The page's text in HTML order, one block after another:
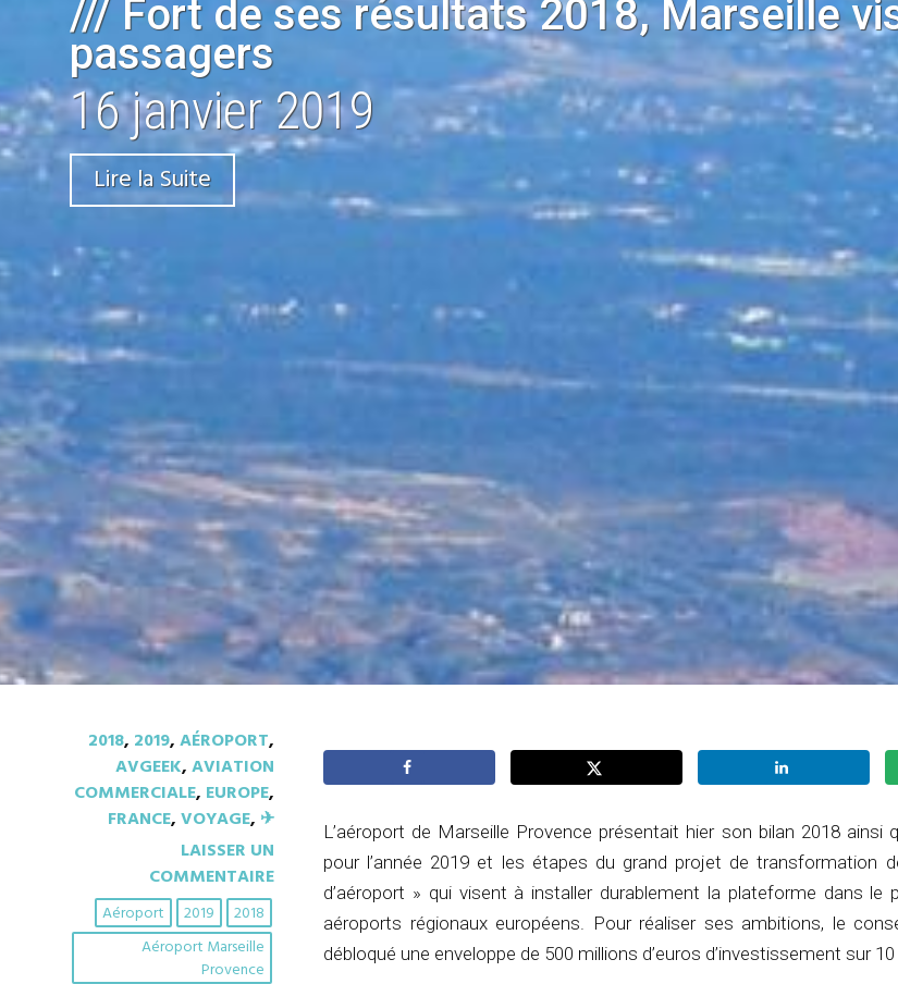
/// Fort de ses résultats 2018, Marseille
passagers
16 janvier 2019
Lire la Suite
2018, 2019,AÉROPORT,
AVGEEK,AVIATION
COMMERCIALE, EUROPE,
FRANCE,VOYAGE, ✈︎
LAISSER UN
COMMENTAIRE
2018
2019
Aéroport
Aéroport Marseille
Provence
L’aéroport de Marseille Provence présentait hier son bilan 2018 ainsi
pour l’année 2019 et les étapes du grand projet de transformation
d’aéroport » qui visent à installer durablement la plateforme dans le
aéroports régionaux européens. Pour réaliser ses ambitions, le
débloqué une enveloppe de 500 millions d’euros d’investissement sur